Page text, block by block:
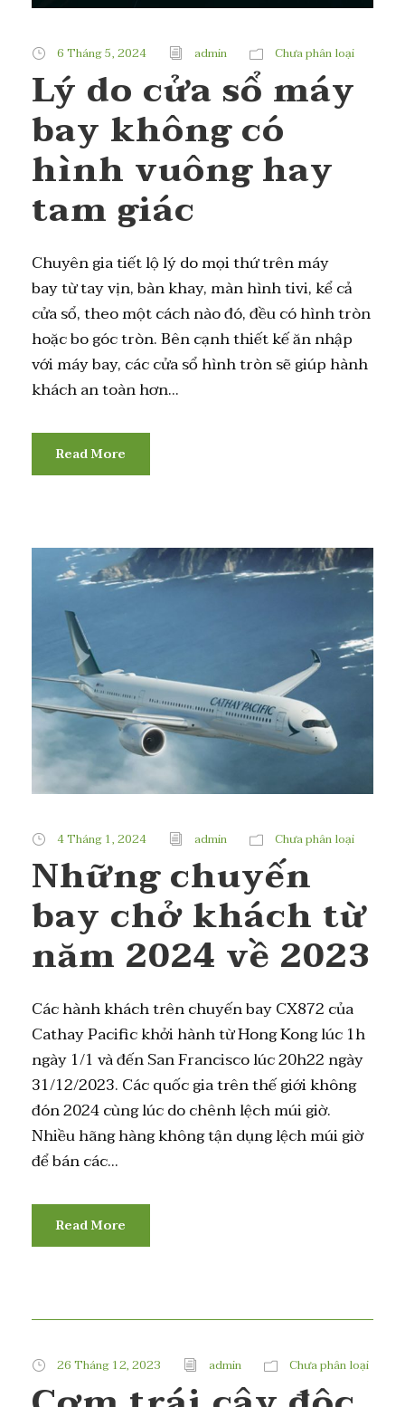
6 Tháng 5, 2024 admin Chưa phân loại
Lý do cửa sổ máy
bay không có
hình vuông hay
tam giác
Chuyên gia tiết lộ lý do mọi thứ trên máy
bay từ tay vịn, bàn khay, màn hình tivi, kể cả
cửa sổ, theo một cách nào đó, đều có hình tròn
hoặc bo góc tròn. Bên cạnh thiết kế ăn nhập
với máy bay, các cửa sổ hình tròn sẽ giúp hành
khách an toàn hơn...
Read More
4 Tháng 1, 2024 admin Chưa phân loại
Những chuyến
bay chở khách từ
năm 2024 về 2023
Các hành khách trên chuyến bay CX872 của
Cathay Pacific khởi hành từ Hong Kong lúc 1h
ngày 1/1 và đến San Francisco lúc 20h22 ngày
31/12/2023. Các quốc gia trên thế giới không
đón 2024 cùng lúc do chênh lệch múi giờ.
Nhiều hãng hàng không tận dụng lệch múi giờ
để bán các...
Read More
26 Tháng 12, 2023 admin Chưa phân loại